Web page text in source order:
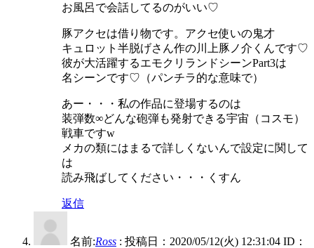
お風呂で会話してるのがいい♡
豚アクセは借り物です。アクセ使いの鬼才
キュロット半脱げさん作の川上豚ノ介くんです♡
彼が大活躍するエモクリランドシーンPart3は
名シーンです♡（パンチラ的な意味で）
あー・・・私の作品に登場するのは
装弾数∞どんな砲弾も発射できる宇宙（コスモ）
戦車ですw
メカの類にはまるで詳しくないんで設定に関して
は
読み飛ばしてください・・・くすん
返信
名前:Ross : 投稿日：2020/05/12(火) 12:31:04 ID：